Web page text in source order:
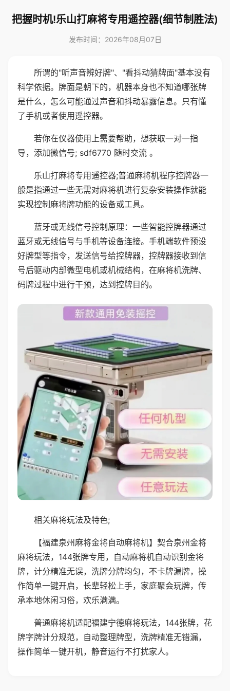
把握时机!乐山打麻将专用遥控器(细节制胜法)
发布时间：2026年08月07日
所谓的"听声音辨好牌"、"看抖动猜牌面"基本没有
科学依据。牌面是朝下的，机器本身也不知道哪张牌
是什么，怎么可能通过声音和抖动暴露信息。只有懂
了手机或者使用遥控器。
若你在仪器使用上需要帮助，想获取一对一指
导，添加微信号; sdf6770 随时交流 。
乐山打麻将专用遥控器;普通麻将机程序控牌器一
般是指通过一些无需对麻将机进行复杂安装操作就能
实现控制麻将牌功能的设备或工具。
蓝牙或无线信号控制原理：一些智能控牌器通过
蓝牙或无线信号与手机等设备连接。手机端软件预设
好牌型等指令，发送信号给控牌器，控牌器接收到信
号后驱动内部微型电机或机械结构，在麻将机洗牌、
码牌过程中进行干预，达到控牌目的。
相关麻将玩法及特色;
【福建泉州麻将金将自动麻将机】契合泉州金将
麻将玩法，144张牌专用，自动麻将机自动识别金将
牌，计分精准无误，洗牌分牌均匀，不卡牌漏牌，操
作简单一键开启，长辈轻松上手，家庭聚会玩牌，传
承本地休闲习俗，欢乐满满。
普通麻将机适配福建宁德麻将玩法，144张牌，花
牌字牌计分规范，自动整理牌型，洗牌精准无错漏，
操作简单一键开机，静音运行不打扰家人。